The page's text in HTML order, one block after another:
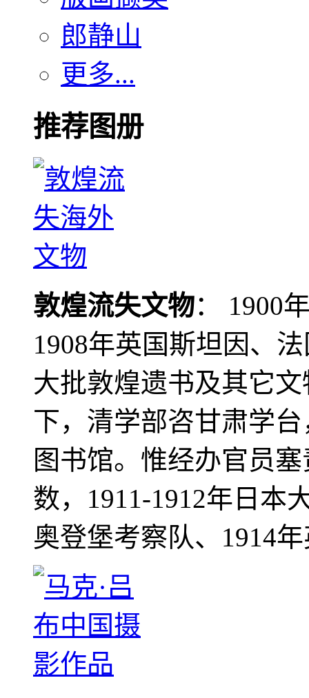
郎静山
更多...
推荐图册
敦煌流失文物： 1900
1908年英国斯坦因、
大批敦煌遗书及其它
下，清学部咨甘肃学
图书馆。惟经办官员
数，1911-1912年日本
奥登堡考察队、1914